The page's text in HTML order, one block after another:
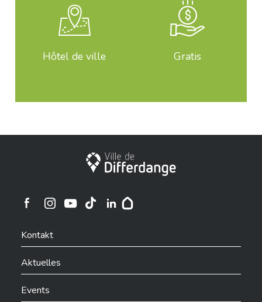
Hôtel de ville Gratis
Stadt Differdingen
Ville de Differdange sur Instagram
Kontakt
Aktuelles
Events